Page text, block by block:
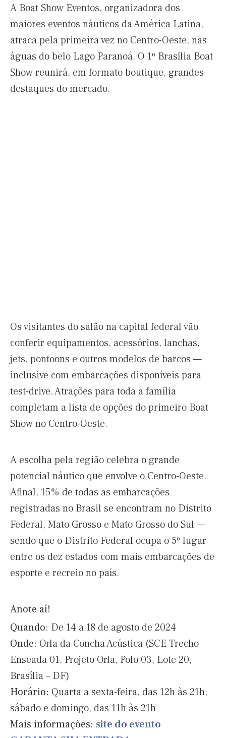
A Boat Show Eventos, organizadora dos
maiores eventos náuticos da América Latina,
atraca pela primeira vez no Centro-Oeste, nas
águas do belo Lago Paranoá. O 1º Brasília Boat
Show reunirá, em formato boutique, grandes
destaques do mercado.
Os visitantes do salão na capital federal vão
conferir equipamentos, acessórios, lanchas,
jets, pontoons e outros modelos de barcos —
inclusive com embarcações disponíveis para
test-drive. Atrações para toda a família
completam a lista de opções do primeiro Boat
Show no Centro-Oeste.
A escolha pela região celebra o grande
potencial náutico que envolve o Centro-Oeste.
Afinal, 15% de todas as embarcações
registradas no Brasil se encontram no Distrito
Federal, Mato Grosso e Mato Grosso do Sul —
sendo que o Distrito Federal ocupa o 5º lugar
entre os dez estados com mais embarcações de
esporte e recreio no país.
Anote aí!
Quando: De 14 a 18 de agosto de 2024
Onde: Orla da Concha Acústica (SCE Trecho
Enseada 01, Projeto Orla, Polo 03, Lote 20,
Brasília – DF)
Horário: Quarta a sexta-feira, das 12h às 21h;
sábado e domingo, das 11h às 21h
Mais informações: site do evento